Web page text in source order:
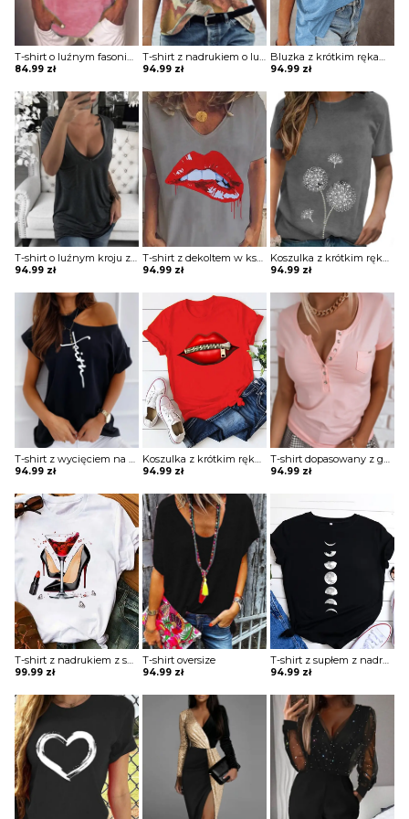
T-shirt o luźnym fasonie z nadrukiem
84.99 zł
T-shirt z nadrukiem o luźnym kroju z dekoltem w kształcie litery V
94.99 zł
Bluzka z krótkim rękawem o długim luźnym kroju z odkrytym ramieniem
94.99 zł
T-shirt o luźnym kroju z dużym dekoltem
94.99 zł
T-shirt z dekoltem w kształcie litery V z nadrukiem
94.99 zł
Koszulka z krótkim rękawem o prostym kroju z nadrukiem
94.99 zł
T-shirt z wycięciem na ramieniu z napisem
94.99 zł
Koszulka z krótkim rękawem z obrazkiem
94.99 zł
T-shirt dopasowany z guzikami
94.99 zł
T-shirt z nadrukiem z supłem
99.99 zł
T-shirt oversize
94.99 zł
T-shirt z supłem z nadrukiem
94.99 zł